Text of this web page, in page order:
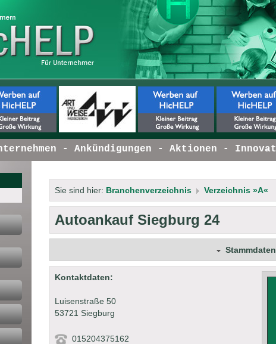
- Ankündigungen - Aktionen -
Sie sind hier: Branchenverzeichnis Verzeichnis »A«
Autoankauf Siegburg 24
Stammdaten
Kontaktdaten:
Luisenstraße 50
53721 Siegburg
015204375162